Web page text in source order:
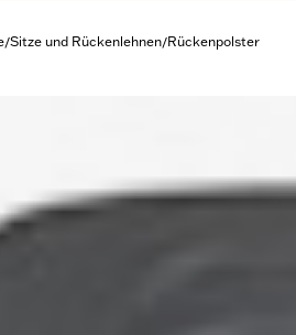
/Sitze und Rückenlehnen/Rückenpolster